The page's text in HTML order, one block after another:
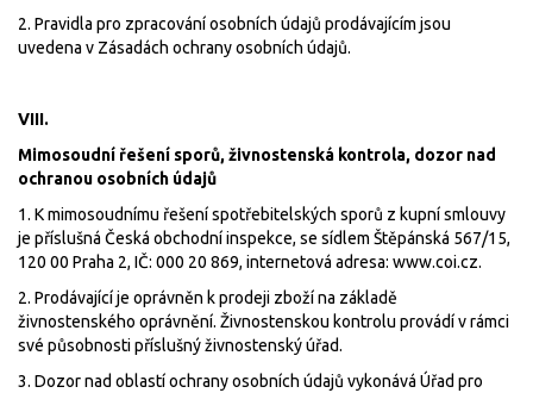
2. Pravidla pro zpracování osobních údajů prodávajícím jsou
uvedena v Zásadách ochrany osobních údajů.
VIII.
Mimosoudní řešení sporů, živnostenská kontrola, dozor nad
ochranou osobních údajů
1. K mimosoudnímu řešení spotřebitelských sporů z kupní smlouvy
je příslušná Česká obchodní inspekce, se sídlem Štěpánská 567/15,
120 00 Praha 2, IČ: 000 20 869, internetová adresa: www.coi.cz.
2. Prodávající je oprávněn k prodeji zboží na základě
živnostenského oprávnění. Živnostenskou kontrolu provádí v rámci
své působnosti příslušný živnostenský úřad.
3. Dozor nad oblastí ochrany osobních údajů vykonává Úřad pro